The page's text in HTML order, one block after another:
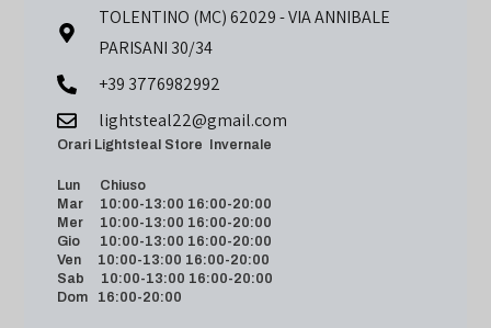
TOLENTINO (MC) 62029 - VIA ANNIBALE
PARISANI 30/34
+39 3776982992
lightsteal22@gmail.com
Orari Lightsteal Store Invernale
Lun Chiuso
Mar 10:00-13:00 16:00-20:00
Mer 10:00-13:00 16:00-20:00
Gio 10:00-13:00 16:00-20:00
Ven 10:00-13:00 16:00-20:00
Sab 10:00-13:00 16:00-20:00
Dom 16:00-20:00